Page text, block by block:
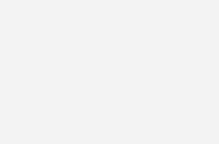
die eine kosteneffiziente
von AquaVentus, ergänzt: „Der
ist Wasserstoff — und umgekehrt.
Gebieten der Nordsee (Zone 4
die vor uns liegende Vollendung